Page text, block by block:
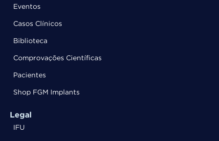
Eventos
Casos Clínicos
Biblioteca
Comprovações Científicas
Pacientes
Shop FGM Implants
Legal
IFU